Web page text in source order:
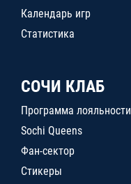
Календарь игр
Статистика
СОЧИ КЛАБ
Программа лояльности
Sochi Queens
Фан-сектор
Стикеры